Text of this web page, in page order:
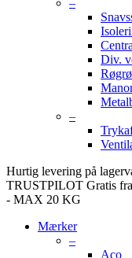
–
Div.
–
Hurtig levering på
TRUSTPILOT Gratis
- MAX 20 KG
Mærker
–
Aco